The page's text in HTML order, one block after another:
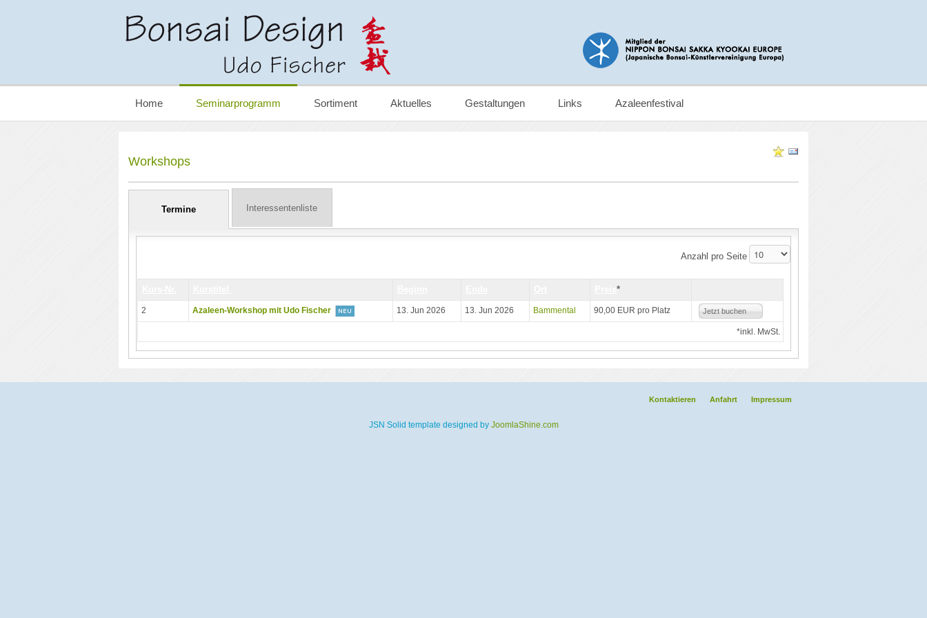
Home Seminarprogramm Sortiment Aktuelles Gestaltungen Links Azaleenfestival
Workshops
Termine Interessentenliste
Anzahl pro Seite
*
2 Azaleen-Workshop mit Udo Fischer 13. Jun 2026 13. Jun 2026 Bammental 90,00 EUR pro Platz Jetzt buchen
*inkl. MwSt.
Kontaktieren Anfahrt Impressum
JSN Solid template designed by JoomlaShine.com